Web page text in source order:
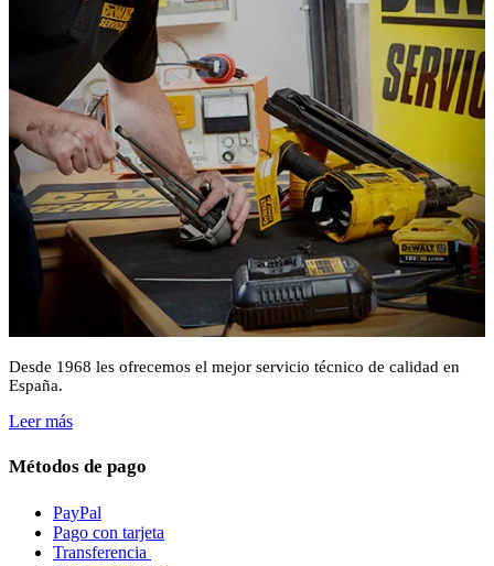
Desde 1968 les ofrecemos el mejor servicio técnico de calidad en
España.
Leer más
Métodos de pago
PayPal
Pago con tarjeta
Transferencia